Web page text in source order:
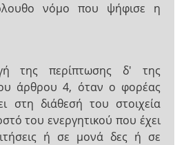
νόμο που ψήφισε η
της περίπτωσης δ' της
άρθρου 4, όταν ο φορέας
στη διάθεσή του στοιχεία
του ενεργητικού που έχει
ή σε μονά­ δες ή σε